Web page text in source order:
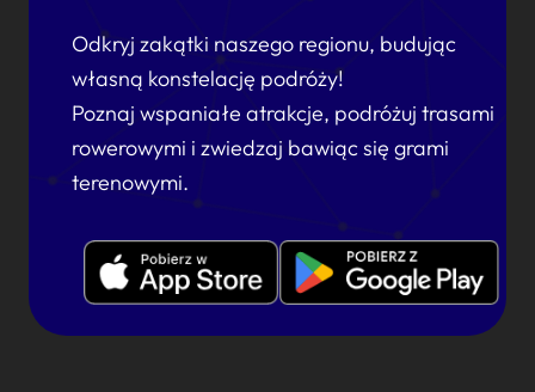
Odkryj zakątki naszego regionu, budując
własną konstelację podróży!
Poznaj wspaniałe atrakcje, podróżuj trasami
rowerowymi i zwiedzaj bawiąc się grami
terenowymi.